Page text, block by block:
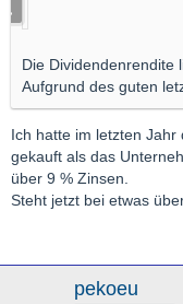
Die Dividendenrendite
Aufgrund des guten
Ich hatte im letzten Jahr
gekauft als das
über 9 % Zinsen.
Steht jetzt bei etwas
pekoeu